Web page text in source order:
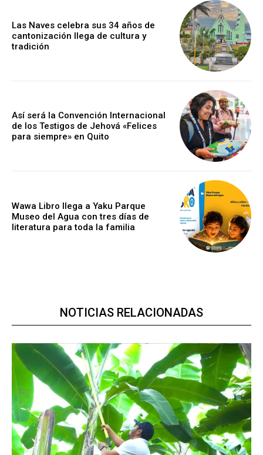
Las Naves celebra sus 34 años de
cantonización llega de cultura y
tradición
Así será la Convención Internacional
de los Testigos de Jehová «Felices
para siempre» en Quito
Wawa Libro llega a Yaku Parque
Museo del Agua con tres días de
literatura para toda la familia
NOTICIAS RELACIONADAS